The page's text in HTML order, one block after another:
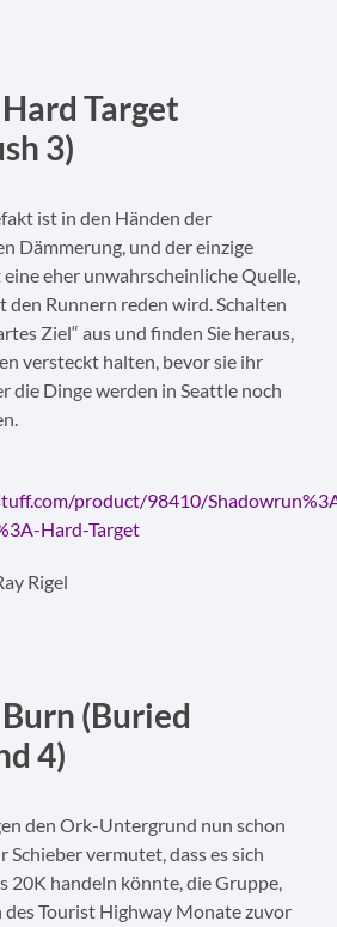
Target
3)
ist in den Händen der
Dämmerung, und der einzige
eine eher unwahrscheinliche Quelle,
Runnern reden wird. Schalten
Ziel“ aus und finden Sie heraus,
versteckt halten, bevor sie ihr
die Dinge werden in Seattle noch
product/98410/
Hard-Target
Rigel
(Buried
4)
den Ork-Untergrund nun schon
vermutet, dass es sich
20K handeln könnte, die Gruppe,
des Tourist Highway Monate zuvor